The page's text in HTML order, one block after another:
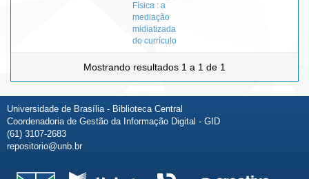
Física : a
mediação
midiatizada
do currículo
Mostrando resultados 1 a 1 de 1
Universidade de Brasília - Biblioteca Central
Coordenadoria de Gestão da Informação Digital - GID
(61) 3107-2683
repositorio@unb.br